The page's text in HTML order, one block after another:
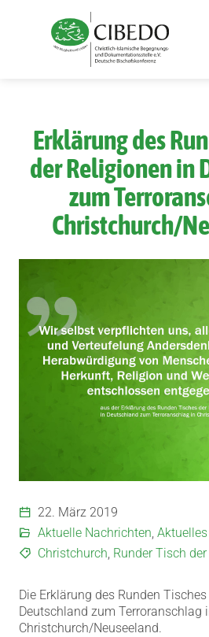
Erklärung des
der Religionen in
zum
Christchurch/
22. März 2019
Aktuelle Nachrichten, Aktuelles
Christchurch, Runder Tisch
Die Erklärung des Runden
Deutschland zum Terroranschlag
Christchurch/Neuseeland.